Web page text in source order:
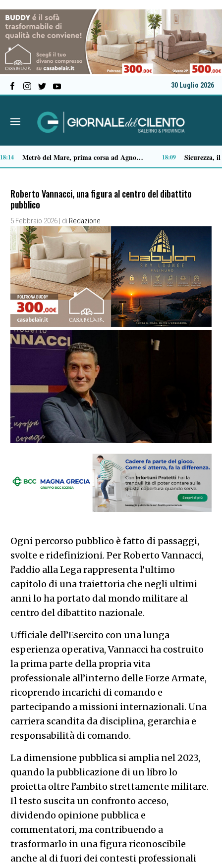
30 Luglio 2026
14:35 14:14
Roberto Vannacci, una figura al centro del dibattito
pubblico
5 Febbraio 2026 | di Redazione
Ogni percorso pubblico è fatto di passaggi,
svolte e ridefinizioni. Per Roberto Vannacci,
l’addio alla Lega rappresenta l’ultimo
capitolo di una traiettoria che negli ultimi
anni lo ha portato dal mondo militare al
centro del dibattito nazionale.
Ufficiale dell’Esercito con una lunga
esperienza operativa, Vannacci ha costruito
la prima parte della propria vita
professionale all’interno delle Forze Armate,
ricoprendo incarichi di comando e
partecipando a missioni internazionali. Una
carriera scandita da disciplina, gerarchia e
responsabilità di comando.
La dimensione pubblica si amplia nel 2023,
quando la pubblicazione di un libro lo
proietta oltre l’ambito strettamente militare.
Il testo suscita un confronto acceso,
dividendo opinione pubblica e
commentatori, ma contribuendo a
trasformarlo in una figura riconoscibile
anche al di fuori dei contesti professionali